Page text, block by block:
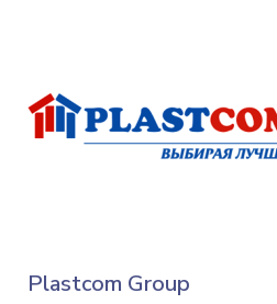
Plastcom Group